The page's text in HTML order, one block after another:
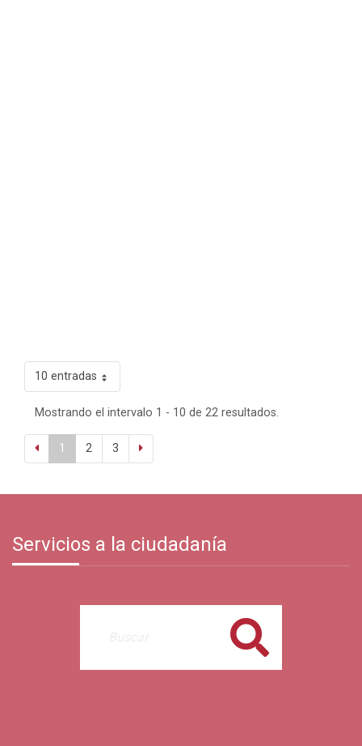
10 entradas
Mostrando el intervalo 1 - 10 de 22 resultados.
1 2 3
Servicios a la ciudadanía
Buscar